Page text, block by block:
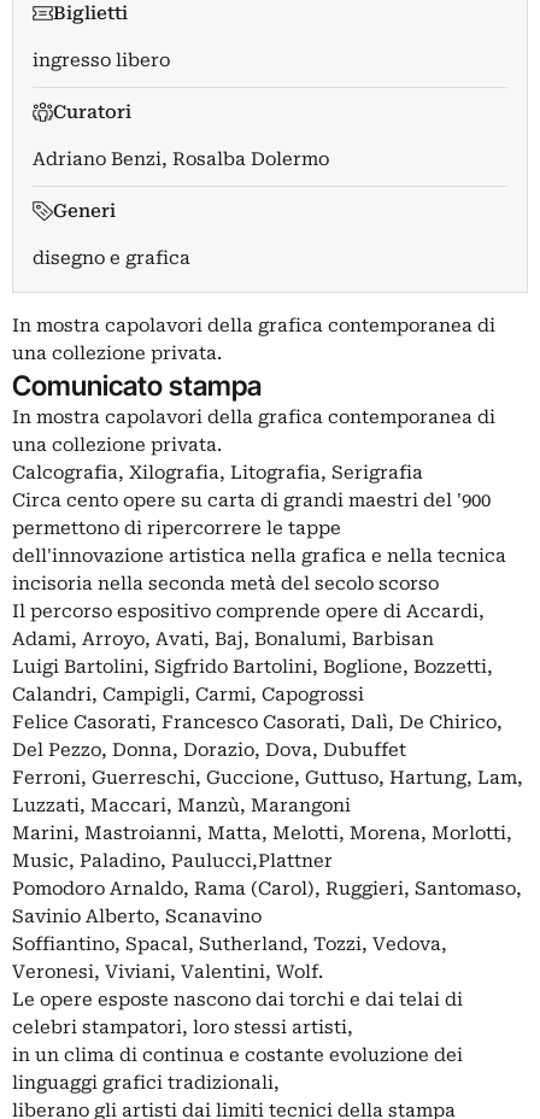
Biglietti
ingresso libero
Curatori
Adriano Benzi, Rosalba Dolermo
Generi
disegno e grafica
In mostra capolavori della grafica contemporanea di
una collezione privata.
Comunicato stampa
In mostra capolavori della grafica contemporanea di
una collezione privata.
Calcografia, Xilografia, Litografia, Serigrafia
Circa cento opere su carta di grandi maestri del '900
permettono di ripercorrere le tappe
dell'innovazione artistica nella grafica e nella tecnica
incisoria nella seconda metà del secolo scorso
Il percorso espositivo comprende opere di Accardi,
Adami, Arroyo, Avati, Baj, Bonalumi, Barbisan
Luigi Bartolini, Sigfrido Bartolini, Boglione, Bozzetti,
Calandri, Campigli, Carmi, Capogrossi
Felice Casorati, Francesco Casorati, Dalì, De Chirico,
Del Pezzo, Donna, Dorazio, Dova, Dubuffet
Ferroni, Guerreschi, Guccione, Guttuso, Hartung, Lam,
Luzzati, Maccari, Manzù, Marangoni
Marini, Mastroianni, Matta, Melotti, Morena, Morlotti,
Music, Paladino, Paulucci,Plattner
Pomodoro Arnaldo, Rama (Carol), Ruggieri, Santomaso,
Savinio Alberto, Scanavino
Soffiantino, Spacal, Sutherland, Tozzi, Vedova,
Veronesi, Viviani, Valentini, Wolf.
Le opere esposte nascono dai torchi e dai telai di
celebri stampatori, loro stessi artisti,
in un clima di continua e costante evoluzione dei
linguaggi grafici tradizionali,
liberano gli artisti dai limiti tecnici della stampa